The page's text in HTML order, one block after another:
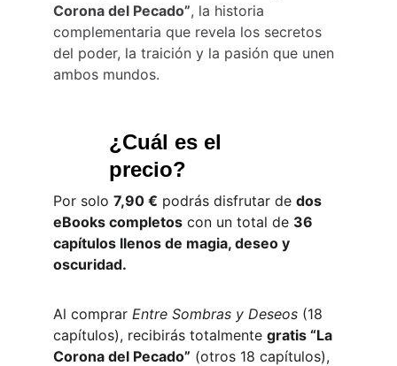
¿Cuál es el
precio?
Por solo 7,90 € podrás disfrutar de dos
eBooks completos con un total de 36
capítulos llenos de magia, deseo y
oscuridad.
Al comprar Entre Sombras y Deseos (18
capítulos), recibirás totalmente gratis “La
Corona del Pecado” (otros 18 capítulos),
Corona del Pecado”, la historia
complementaria que revela los secretos
del poder, la traición y la pasión que unen
ambos mundos.